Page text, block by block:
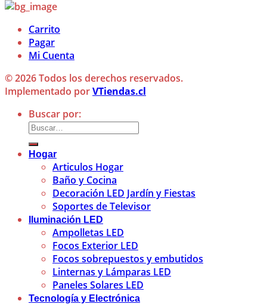
Carrito
Pagar
Mi Cuenta
© 2026 Todos los derechos reservados.
Implementado porVTiendas.cl
Buscar por:
Hogar
Articulos Hogar
Baño y Cocina
Decoración LED Jardín y Fiestas
Soportes de Televisor
Iluminación LED
Ampolletas LED
Focos Exterior LED
Focos sobrepuestos y embutidos
Linternas y Lámparas LED
Paneles Solares LED
Tecnología y Electrónica